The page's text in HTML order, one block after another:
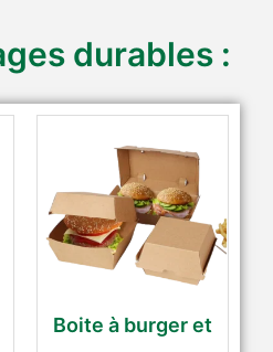
durables :
Boite à burger et